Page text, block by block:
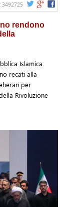
3492725
rendono
Islamica
recati alla
per
Rivoluzione